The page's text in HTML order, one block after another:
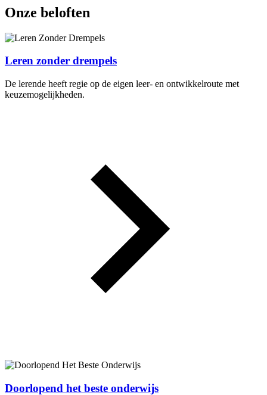
Onze beloften
Leren zonder drempels
De lerende heeft regie op de eigen leer- en ontwikkelroute met
keuzemogelijkheden.
Doorlopend het beste onderwijs